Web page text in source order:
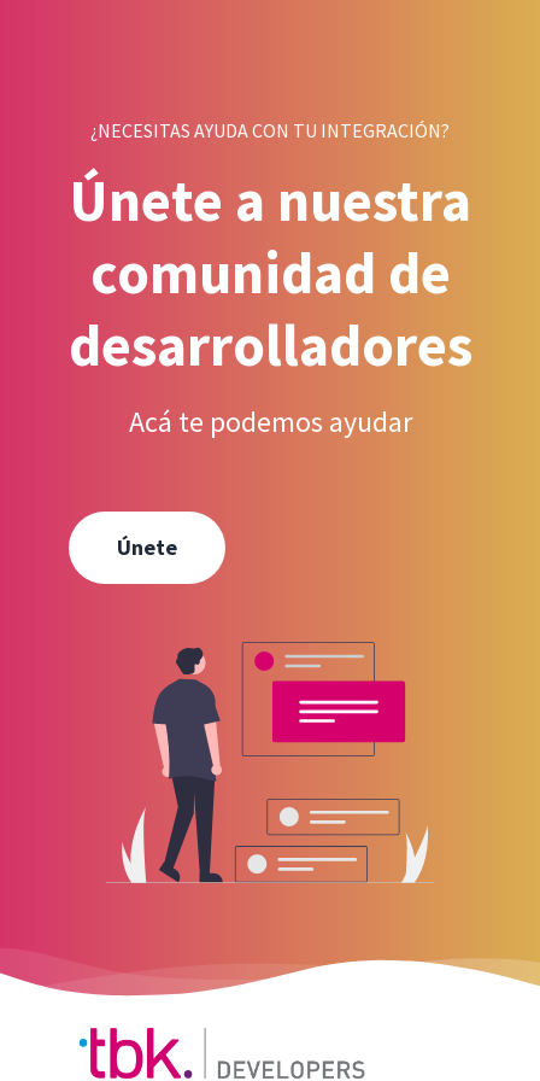
¿NECESITAS AYUDA CON TU INTEGRACIÓN?
Únete a nuestra
comunidad de
desarrolladores
Acá te podemos ayudar
Únete